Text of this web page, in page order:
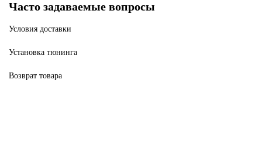
Часто задаваемые вопросы
Условия доставки
Установка тюнинга
Возврат товара